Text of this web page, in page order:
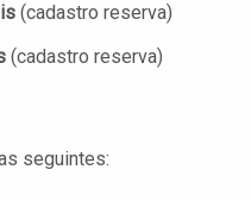
(cadastro reserva)
(cadastro reserva)
seguintes: